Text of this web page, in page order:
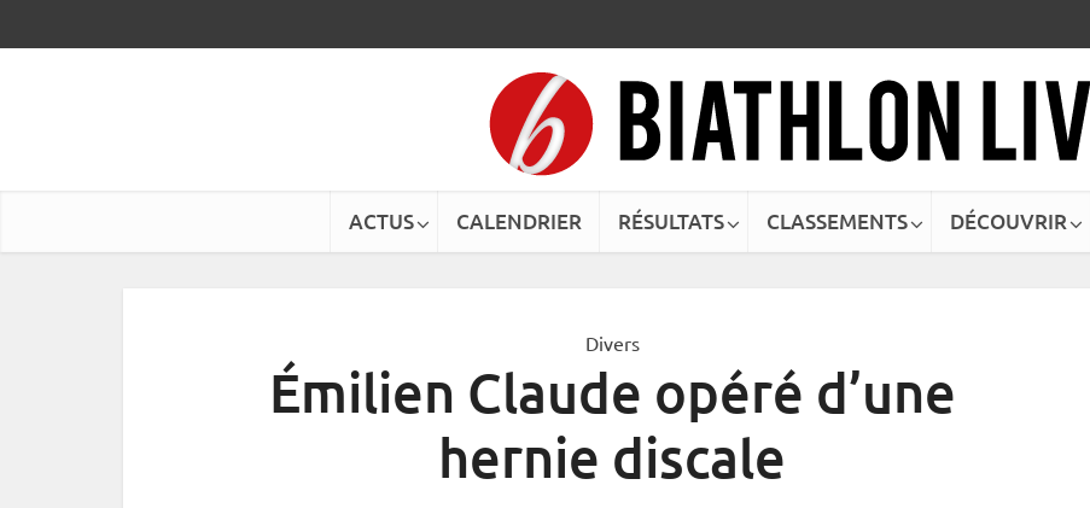
ACTUS CALENDRIER RÉSULTATS CLASSEMENTS DÉCOUVRIR
Divers
Émilien Claude opéré d’une
hernie discale